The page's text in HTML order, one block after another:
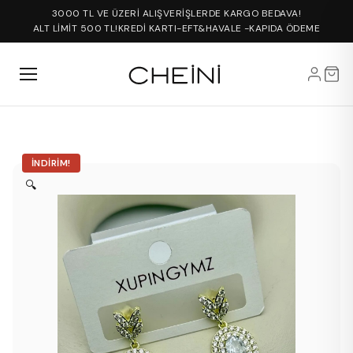
3000 TL VE ÜZERİ ALIŞVERİŞLERDE KARGO BEDAVA!
ALT LİMİT 500 TL!KREDİ KARTI-EFT&HAVALE -KAPIDA ÖDEME
İNDIRIM!
🔍